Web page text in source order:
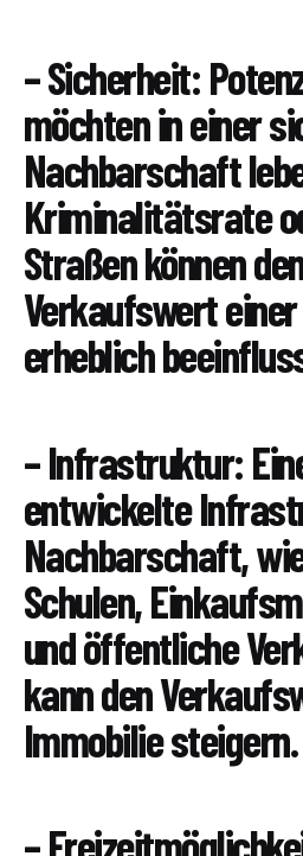
– Sicherheit:
möchten in einer
Nachbarschaft
Kriminalitätsrate
Straßen können
Verkaufswert
erheblich
– Infrastruktur:
entwickelte
Nachbarschaft,
Schulen,
und öffentliche
kann den
Immobilie steigern.